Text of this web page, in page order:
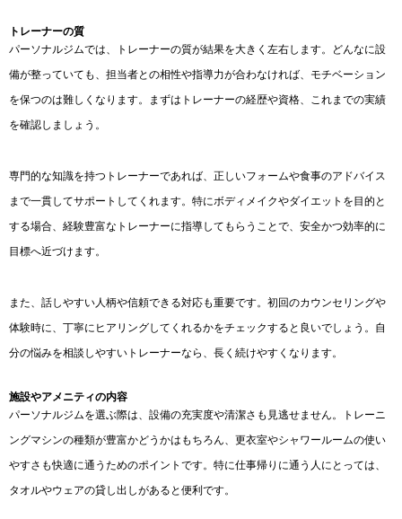
トレーナーの質
パーソナルジムでは、トレーナーの質が結果を大きく左右します。どんなに設
備が整っていても、担当者との相性や指導力が合わなければ、モチベーション
を保つのは難しくなります。まずはトレーナーの経歴や資格、これまでの実績
を確認しましょう。
専門的な知識を持つトレーナーであれば、正しいフォームや食事のアドバイス
まで一貫してサポートしてくれます。特にボディメイクやダイエットを目的と
する場合、経験豊富なトレーナーに指導してもらうことで、安全かつ効率的に
目標へ近づけます。
また、話しやすい人柄や信頼できる対応も重要です。初回のカウンセリングや
体験時に、丁寧にヒアリングしてくれるかをチェックすると良いでしょう。自
分の悩みを相談しやすいトレーナーなら、長く続けやすくなります。
施設やアメニティの内容
パーソナルジムを選ぶ際は、設備の充実度や清潔さも見逃せません。トレーニ
ングマシンの種類が豊富かどうかはもちろん、更衣室やシャワールームの使い
やすさも快適に通うためのポイントです。特に仕事帰りに通う人にとっては、
タオルやウェアの貸し出しがあると便利です。